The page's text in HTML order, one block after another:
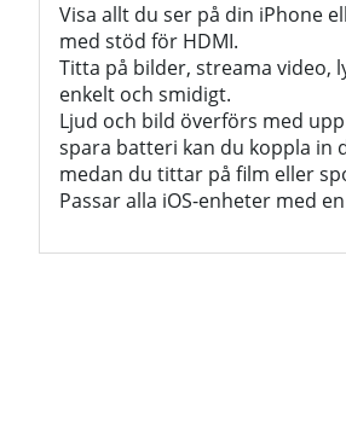
Visa allt du ser på din iPhone
med stöd för HDMI.
Titta på bilder, streama video,
enkelt och smidigt.
Ljud och bild överförs med
spara batteri kan du koppla in
medan du tittar på film eller
Passar alla iOS-enheter med